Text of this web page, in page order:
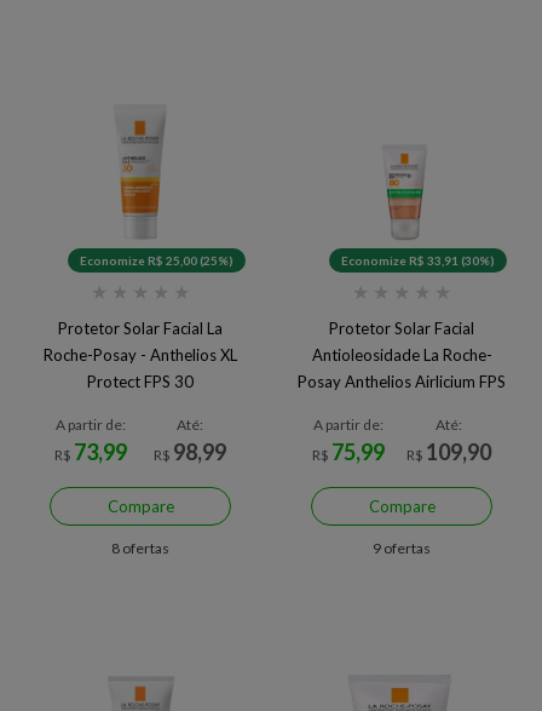
Economize R$ 25,00 (25%)
★ ★ ★ ★ ★
Protetor Solar Facial La
Roche-Posay - Anthelios XL
Protect FPS 30
A partir de:
R$ 73,99
Até:
R$ 98,99
Compare
8 ofertas
Economize R$ 33,91 (30%)
★ ★ ★ ★ ★
Protetor Solar Facial
Antioleosidade La Roche-
Posay Anthelios Airlicium FPS
A partir de:
R$ 75,99
Até:
R$ 109,90
Compare
9 ofertas